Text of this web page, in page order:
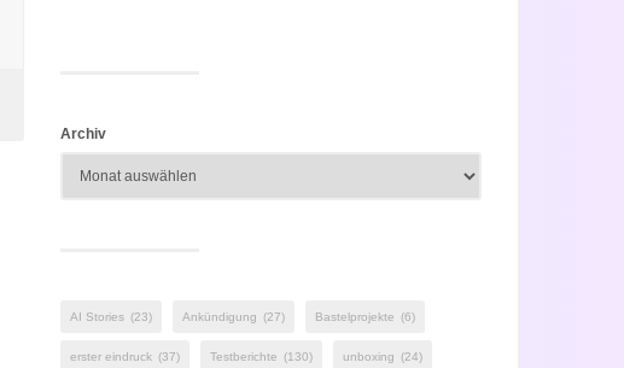
Archiv
AI Stories (23) Ankündigung (27) Bastelprojekte (6)
erster eindruck (37) Testberichte (130) unboxing (24)